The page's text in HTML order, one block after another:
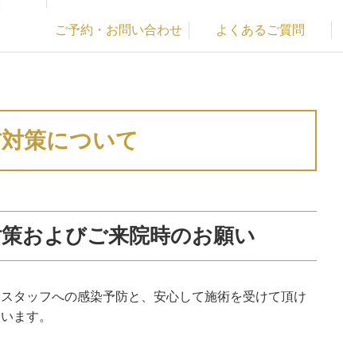
ご予約・お問い合わせ よくあるご質問
策について
およびご来院時のお願い
タッフへの感染予防と、安心して施術を受けて頂け
ます。